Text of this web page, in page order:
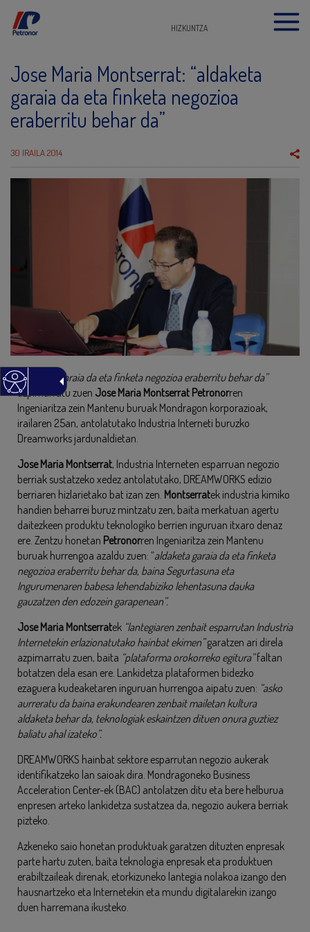
HIZKUNTZA
Jose Maria Montserrat: “aldaketa
garaia da eta finketa negozioa
eraberritu behar da”
30 IRAILA 2014
“Aldaketa garaia da eta finketa negozioa eraberritu behar da”
azpimarratu zuen Jose Maria Montserrat Petronorren
Ingeniaritza zein Mantenu buruak Mondragon korporazioak,
irailaren 25an, antolatutako Industria Interneti buruzko
Dreamworks jardunaldietan.
Jose Maria Montserrat, Industria Interneten esparruan negozio
berriak sustatzeko xedez antolatutako, DREAMWORKS edizio
berriaren hizlarietako bat izan zen. Montserratek industria kimiko
handien beharrei buruz mintzatu zen, baita merkatuan agertu
daitezkeen produktu teknologiko berrien inguruan itxaro denaz
ere. Zentzu honetan Petronorren Ingeniaritza zein Mantenu
buruak hurrengoa azaldu zuen: “aldaketa garaia da eta finketa
negozioa eraberritu behar da, baina Segurtasuna eta
Ingurumenaren babesa lehendabiziko lehentasuna dauka
gauzatzen den edozein garapenean”.
Jose Maria Montserratek “lantegiaren zenbait esparrutan Industria
Internetekin erlazionatutako hainbat ekimen”garatzen ari direla
azpimarratu zuen, baita “plataforma orokorreko egitura”faltan
botatzen dela esan ere. Lankidetza plataformen bidezko
ezaguera kudeaketaren inguruan hurrengoa aipatu zuen: “asko
aurreratu da baina erakundearen zenbait mailetan kultura
aldaketa behar da, teknologiak eskaintzen dituen onura guztiez
baliatu ahal izateko”.
DREAMWORKS hainbat sektore esparrutan negozio aukerak
identifikatzeko lan saioak dira. Mondragoneko Business
Acceleration Center-ek (BAC) antolatzen ditu eta bere helburua
enpresen arteko lankidetza sustatzea da, negozio aukera berriak
pizteko.
Azkeneko saio honetan produktuak garatzen dituzten enpresak
parte hartu zuten, baita teknologia enpresak eta produktuen
erabiltzaileak direnak, etorkizuneko lantegia nolakoa izango den
hausnartzeko eta Internetekin eta mundu digitalarekin izango
duen harremana ikusteko.